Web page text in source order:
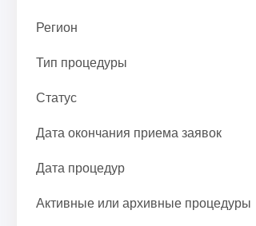
Регион
Тип процедуры
Статус
Дата окончания приема заявок
Дата процедур
Активные или архивные процедуры